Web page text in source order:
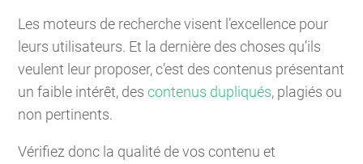
Les moteurs de recherche visent l’excellence pour
leurs utilisateurs. Et la dernière des choses qu’ils
veulent leur proposer, c’est des contenus présentant
un faible intérêt, descontenus dupliqués, plagiés ou
non pertinents.
Vérifiez donc la qualité de vos contenu et